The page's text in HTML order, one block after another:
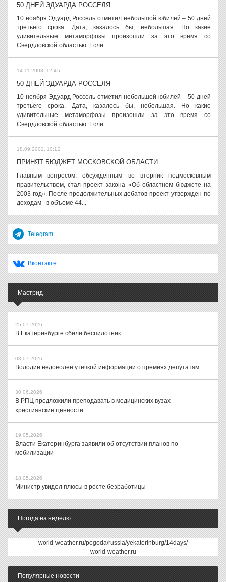
50 ДНЕЙ ЭДУАРДА РОССЕЛЯ
10 ноября Эдуард Россель отметил небольшой юбилей – 50 дней
третьего срока. Дата, казалось бы, небольшая. Но какие
удивительные метаморфозы произошли за это время со
Свердловской областью. Если...
14.11.2003, 12:45
50 ДНЕЙ ЭДУАРДА РОССЕЛЯ
10 ноября Эдуард Россель отметил небольшой юбилей – 50 дней
третьего срока. Дата, казалось бы, небольшая. Но какие
удивительные метаморфозы произошли за это время со
Свердловской областью. Если...
18.09.2002, 10:12
ПРИНЯТ БЮДЖЕТ МОСКОВСКОЙ ОБЛАСТИ
Главным вопросом, обсужденным во вторник подмосковным
правительством, стал проект закона «Об областном бюджете на
2003 год». После продолжительных дебатов проект утвержден по
доходам - в объеме 44...
Telegram
Вконтакте
Мастрид
25.07.2026
В Екатеринбурге сбили беспилотник
08.07.2026
Володин недоволен утечкой информации о премиях депутатам
30.06.2026
В РПЦ предложили преподавать в медицинских вузах
христианские ценности
19.05.2026
Власти Екатеринбурга заявили об отсутствии планов по
мобилизации
18.05.2026
Министр увидел плюсы в росте безработицы
Погода на неделю
world-weather.ru/pogoda/russia/yekaterinburg/14days/
world-weather.ru
Популярные новости